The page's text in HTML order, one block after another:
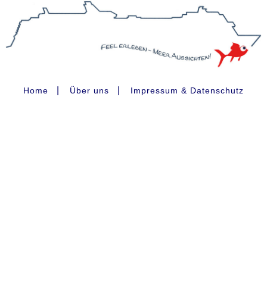
Home Über uns Impressum & Datenschutz